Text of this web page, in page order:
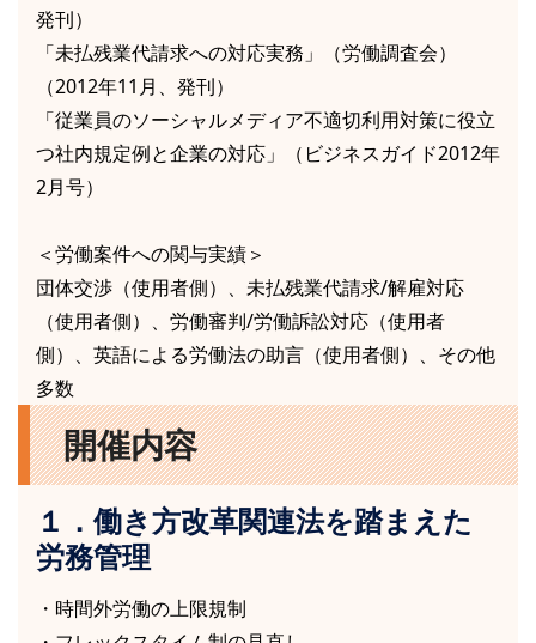
発刊）
「未払残業代請求への対応実務」（労働調査会）
（2012年11月、発刊）
「従業員のソーシャルメディア不適切利用対策に役立
つ社内規定例と企業の対応」（ビジネスガイド2012年
2月号）
＜労働案件への関与実績＞
団体交渉（使用者側）、未払残業代請求/解雇対応
（使用者側）、労働審判/労働訴訟対応（使用者
側）、英語による労働法の助言（使用者側）、その他
多数
開催内容
１．働き方改革関連法を踏まえた
労務管理
・時間外労働の上限規制